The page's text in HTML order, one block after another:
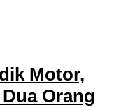
Motor,
Orang